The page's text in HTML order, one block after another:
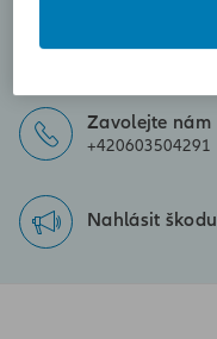
Zavolejte nám
+420603504291
Nahlásit škodu